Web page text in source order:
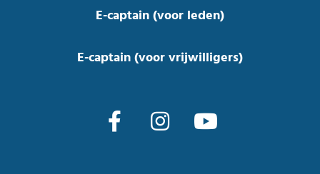
E-captain (voor leden)
E-captain (voor vrijwilligers)